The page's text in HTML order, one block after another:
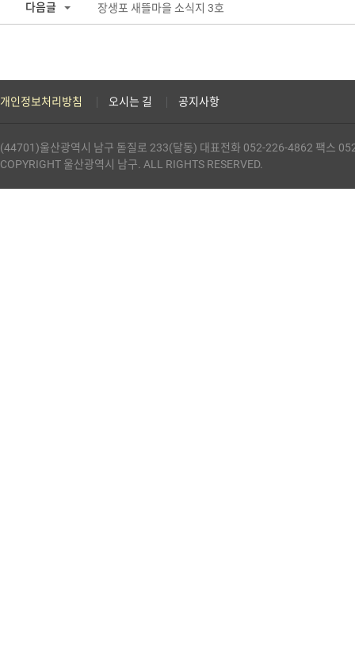
다음글 장생포 새뜰마을 소식지 3호
개인정보처리방침 오시는 길 공지사항
(44701)울산광역시 남구 돋질로 233(달동) 대표전화 052-226-4862 팩스
COPYRIGHT 울산광역시 남구. ALL RIGHTS RESERVED.